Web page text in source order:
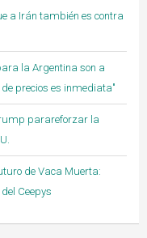
a Irán también es contra
la Argentina son a
precios es inmediata"
parareforzar la
de Vaca Muerta:
Ceepys